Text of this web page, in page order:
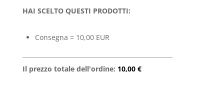
HAI SCELTO QUESTI PRODOTTI:
Consegna = 10,00 EUR
Il prezzo totale dell'ordine: 10,00 €